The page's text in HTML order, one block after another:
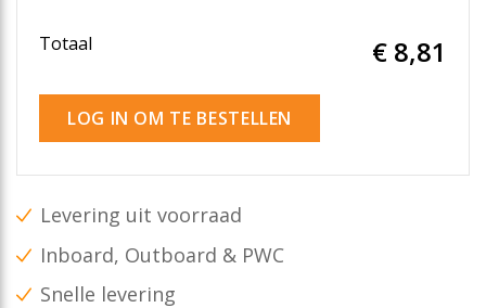
Totaal € 8,81
LOG IN OM TE BESTELLEN
Levering uit voorraad
Inboard, Outboard & PWC
Snelle levering